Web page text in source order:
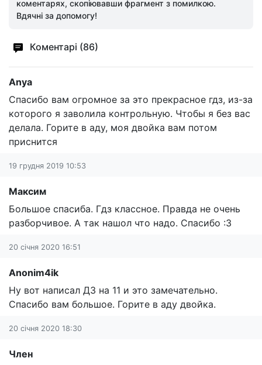
коментарях, скопіювавши фрагмент з помилкою.
Вдячні за допомогу!
Коментарі (86)
Anya
Спасибо вам огромное за это прекрасное гдз, из-за
которого я заволила контрольную. Чтобы я без вас
делала. Горите в аду, моя двойка вам потом
приснится
19 грудня 2019 10:53
Максим
Большое спасиба. Гдз классное. Правда не очень
разборчивое. А так нашол что надо. Спасибо :3
20 січня 2020 16:51
Anonim4ik
Ну вот написал ДЗ на 11 и это замечательно.
Спасибо вам большое. Горите в аду двойка.
20 січня 2020 18:30
Член